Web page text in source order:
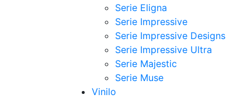
Serie Eligna
Serie Impressive
Serie Impressive Designs
Serie Impressive Ultra
Serie Majestic
Serie Muse
Vinilo